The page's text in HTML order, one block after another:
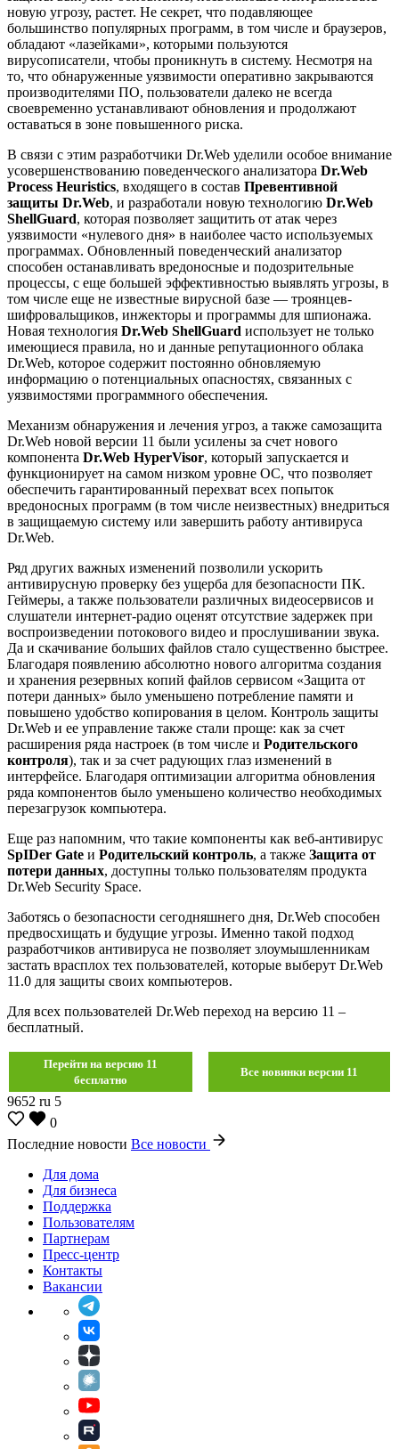
новую угрозу, растет. Не секрет, что подавляющее
большинство популярных программ, в том числе и браузеров,
обладают «лазейками», которыми пользуются
вирусописатели, чтобы проникнуть в систему. Несмотря на
то, что обнаруженные уязвимости оперативно закрываются
производителями ПО, пользователи далеко не всегда
своевременно устанавливают обновления и продолжают
оставаться в зоне повышенного риска.
В связи с этим разработчики Dr.Web уделили особое внимание
усовершенствованию поведенческого анализатора Dr.Web
Process Heuristics, входящего в состав Превентивной
защиты Dr.Web, и разработали новую технологию Dr.Web
ShellGuard, которая позволяет защитить от атак через
уязвимости «нулевого дня» в наиболее часто используемых
программах. Обновленный поведенческий анализатор
способен останавливать вредоносные и подозрительные
процессы, с еще большей эффективностью выявлять угрозы, в
том числе еще не известные вирусной базе — троянцев-
шифровальщиков, инжекторы и программы для шпионажа.
Новая технология Dr.Web ShellGuard использует не только
имеющиеся правила, но и данные репутационного облака
Dr.Web, которое содержит постоянно обновляемую
информацию о потенциальных опасностях, связанных с
уязвимостями программного обеспечения.
Механизм обнаружения и лечения угроз, а также самозащита
Dr.Web новой версии 11 были усилены за счет нового
компонента Dr.Web HyperVisor, который запускается и
функционирует на самом низком уровне ОС, что позволяет
обеспечить гарантированный перехват всех попыток
вредоносных программ (в том числе неизвестных) внедриться
в защищаемую систему или завершить работу антивируса
Dr.Web.
Ряд других важных изменений позволили ускорить
антивирусную проверку без ущерба для безопасности ПК.
Геймеры, а также пользователи различных видеосервисов и
слушатели интернет-радио оценят отсутствие задержек при
воспроизведении потокового видео и прослушивании звука.
Да и скачивание больших файлов стало существенно быстрее.
Благодаря появлению абсолютно нового алгоритма создания
и хранения резервных копий файлов сервисом «Защита от
потери данных» было уменьшено потребление памяти и
повышено удобство копирования в целом. Контроль защиты
Dr.Web и ее управление также стали проще: как за счет
расширения ряда настроек (в том числе и Родительского
контроля), так и за счет радующих глаз изменений в
интерфейсе. Благодаря оптимизации алгоритма обновления
ряда компонентов было уменьшено количество необходимых
перезагрузок компьютера.
Еще раз напомним, что такие компоненты как веб-антивирус
SpIDer Gate и Родительский контроль, а также Защита от
потери данных, доступны только пользователям продукта
Dr.Web Security Space.
Заботясь о безопасности сегодняшнего дня, Dr.Web способен
предвосхищать и будущие угрозы. Именно такой подход
разработчиков антивируса не позволяет злоумышленникам
застать врасплох тех пользователей, которые выберут Dr.Web
11.0 для защиты своих компьютеров.
Для всех пользователей Dr.Web переход на версию 11 –
бесплатный.
Перейти на версию 11
бесплатно
Все новинки версии 11
9652 ru 5
0
Последние новости Все новости
Для дома
Для бизнеса
Поддержка
Пользователям
Партнерам
Пресс-центр
Контакты
Вакансии